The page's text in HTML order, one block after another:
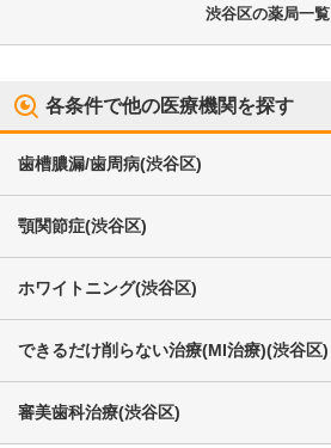
渋谷区の薬局一覧
各条件で他の医療機関を探す
歯槽膿漏/歯周病(渋谷区)
顎関節症(渋谷区)
ホワイトニング(渋谷区)
できるだけ削らない治療(MI治療)(渋谷区)
審美歯科治療(渋谷区)